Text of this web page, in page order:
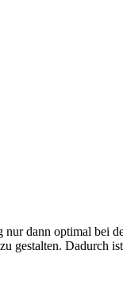
dann optimal
gestalten.